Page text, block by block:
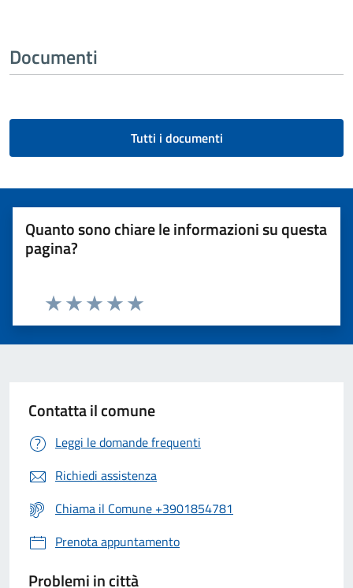
Documenti
Tutti i documenti
Quanto sono chiare le informazioni su questa
pagina?
Valuta 5 stelle su 5
Valuta 4 stelle su 5
Valuta 3 stelle su 5
Valuta 2 stelle su 5
Valuta 1 stelle su 5
Contatta il comune
Leggi le domande frequenti
Richiedi assistenza
Chiama il Comune +3901854781
Prenota appuntamento
Problemi in città